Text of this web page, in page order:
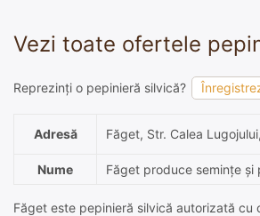
Vezi toate ofertele
Reprezinți o pepinieră silvică?
Adresă Făget, Str. Calea
Nume Făget produce semințe și
Făget este pepinieră silvică autorizată